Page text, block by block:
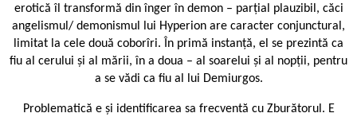
erotică îl transformă din înger în demon – parțial plauzibil, căci
angelismul/ demonismul lui Hyperion are caracter conjunctural,
limitat la cele două coborîri. În primă instanță, el se prezintă ca
fiu al cerului și al mării, în a doua – al soarelui și al nopții, pentru
a se vădi ca fiu al lui Demiurgos.
Problematică e și identificarea sa frecventă cu Zburătorul. E